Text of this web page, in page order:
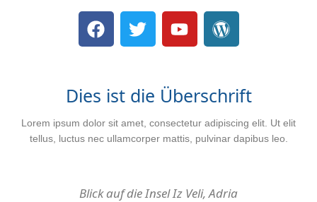
Dies ist die Überschrift
Lorem ipsum dolor sit amet, consectetur adipiscing elit. Ut elit
tellus, luctus nec ullamcorper mattis, pulvinar dapibus leo.
Blick auf die Insel Iz Veli, Adria